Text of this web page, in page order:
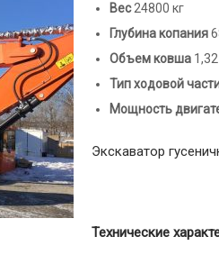
Вес24800 кг
Глубина копания
Объем ковша
Тип ходовой
Мощность
Экскаватор
Технические